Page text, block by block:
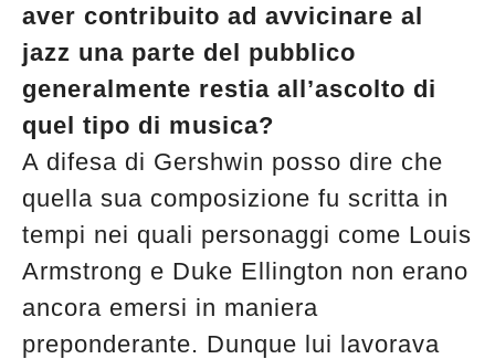
aver contribuito ad avvicinare al
jazz una parte del pubblico
generalmente restia all’ascolto di
quel tipo di musica?
A difesa di Gershwin posso dire che
quella sua composizione fu scritta in
tempi nei quali personaggi come Louis
Armstrong e Duke Ellington non erano
ancora emersi in maniera
preponderante. Dunque lui lavorava